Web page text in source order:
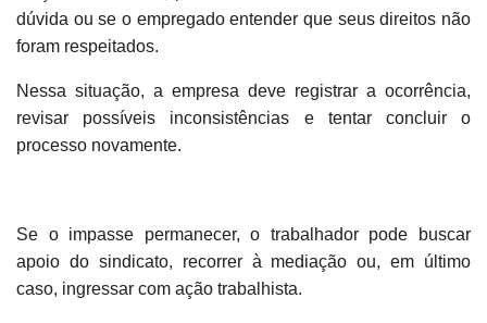
dúvida ou se o empregado entender que seus direitos não
foram respeitados.
Nessa situação, a empresa deve registrar a ocorrência,
revisar possíveis inconsistências e tentar concluir o
processo novamente.
Se o impasse permanecer, o trabalhador pode buscar
apoio do sindicato, recorrer à mediação ou, em último
caso, ingressar com ação trabalhista.